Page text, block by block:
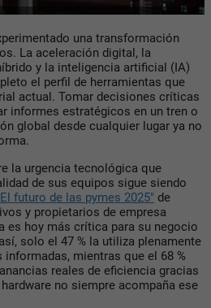
una transformación
La aceleración digital, la
y la inteligencia artificial (IA)
el perfil de herramientas que
actual. Tomar decisiones críticas
informes estratégicos en un tren o
global desde cualquier lugar ya no
la urgencia tecnológica que
de sus equipos sigue siendo
futuro de las pymes 2025" de
y propietarios de empresa
es hoy más crítica para su negocio
solo el 47 % la utiliza plenamente
mientras que el 68 %
reales de eficiencia gracias
no siempre acompaña ese